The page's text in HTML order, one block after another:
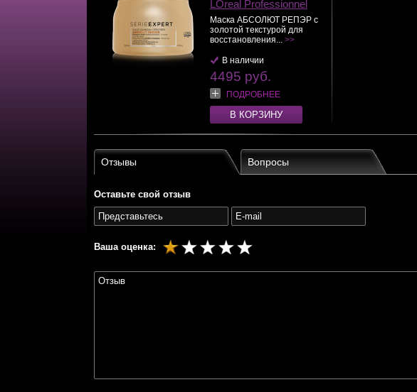
LOreal Professionnel
Маска АБСОЛЮТ РЕПЭР с
золотой текстурой для
восстановления... >>
В наличии
4495 руб.
ПОДРОБНЕЕ
В КОРЗИНУ
Отзывы Вопросы
Оставьте свой отзыв
Ваша оценка: